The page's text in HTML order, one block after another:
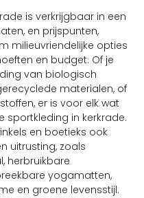
is verkrijgbaar in een
en prijspunten,
milieuvriendelijke opties
en budget. Of je
van biologisch
materialen, of
er is voor elk wat
sportkleding in kerkrade.
en boetieks ook
uitrusting, zoals
herbruikbare
yogamatten,
en groene levensstijl.